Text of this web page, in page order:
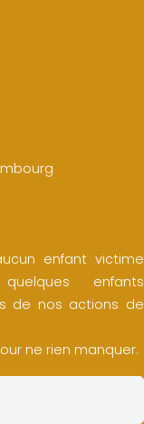
enfant victime
enfants
de nos actions de
ne rien manquer.